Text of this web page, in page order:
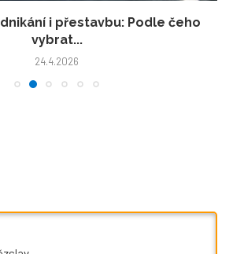
i přestavbu: Podle čeho
vybrat...
24.4.2026